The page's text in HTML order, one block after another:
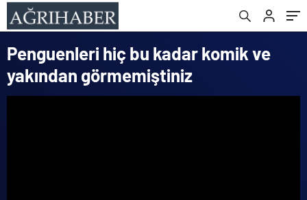
Penguenleri hiç bu kadar komik ve
yakından görmemiştiniz